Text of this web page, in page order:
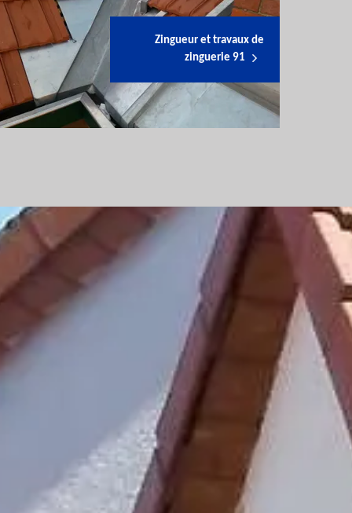
Zingueur et travaux de
zinguerie 91